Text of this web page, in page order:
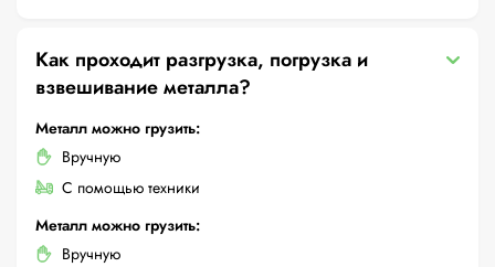
Как проходит разгрузка, погрузка и
взвешивание металла?
Металл можно грузить:
Вручную
С помощью техники
Металл можно грузить:
Вручную